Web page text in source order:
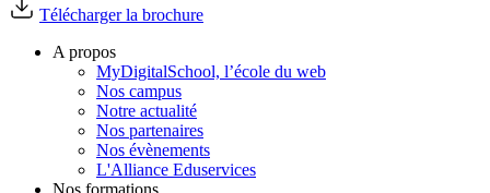
Télécharger la brochure
A propos
MyDigitalSchool, l’école du web
Nos campus
Notre actualité
Nos partenaires
Nos évènements
L'Alliance Eduservices
Nos formations